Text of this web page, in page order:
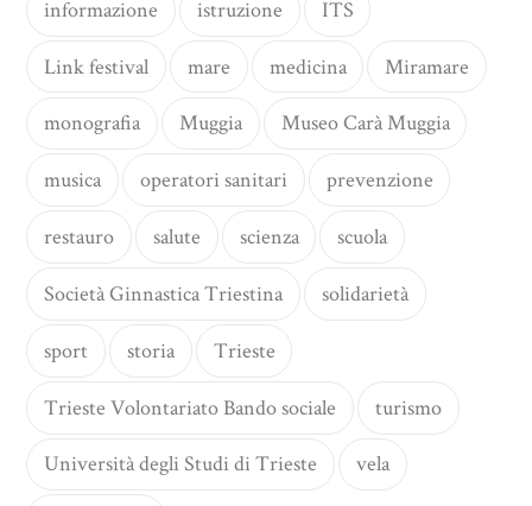
informazione istruzione ITS
Link festival mare medicina Miramare
monografia Muggia Museo Carà Muggia
musica operatori sanitari prevenzione
restauro salute scienza scuola
Società Ginnastica Triestina solidarietà
sport storia Trieste
Trieste Volontariato Bando sociale turismo
Università degli Studi di Trieste vela